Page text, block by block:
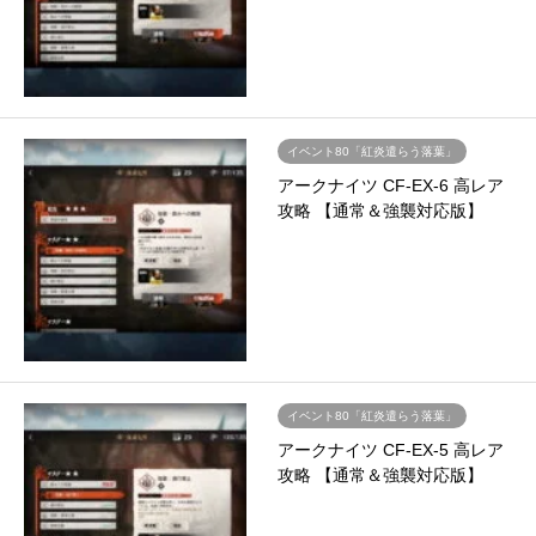
イベント80「紅炎遣らう落葉」
アークナイツ CF-EX-6 高レア
攻略 【通常＆強襲対応版】
イベント80「紅炎遣らう落葉」
アークナイツ CF-EX-5 高レア
攻略 【通常＆強襲対応版】